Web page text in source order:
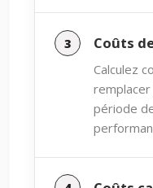
Coûts
Calculez
période